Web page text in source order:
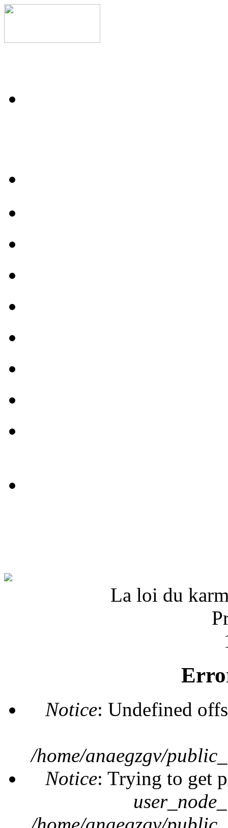
La loi du
Notice: Undefined
/home/anaegzgv/
Notice: Trying to get